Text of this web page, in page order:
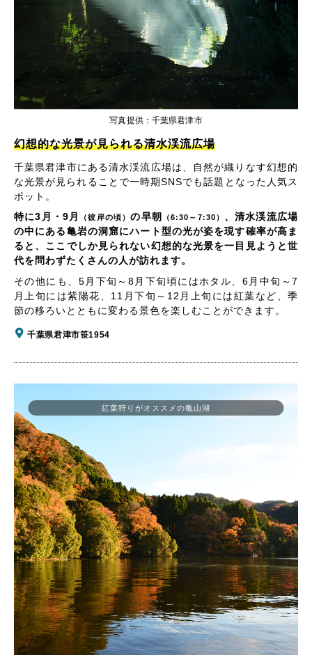
写真提供：千葉県君津市
幻想的な光景が見られる清水渓流広場
千葉県君津市にある清水渓流広場は、自然が織りなす幻想的
な光景が見られることで一時期SNSでも話題となった人気ス
ポット。
特に3月・9月
（彼岸の頃）の早朝 （6:30～7:30） 、清水渓流広場
の中にある亀岩の洞窟にハート型の光が姿を現す確率が高ま
ると、ここでしか見られない幻想的な光景を一目見ようと世
代を問わずたくさんの人が訪れます。
その他にも、5月下旬～8月下旬頃にはホタル、6月中旬～7
月上旬には紫陽花、11月下旬～12月上旬には紅葉など、季
節の移ろいとともに変わる景色を楽しむことができます。
千葉県君津市笹1954
紅葉狩りがオススメの亀山湖